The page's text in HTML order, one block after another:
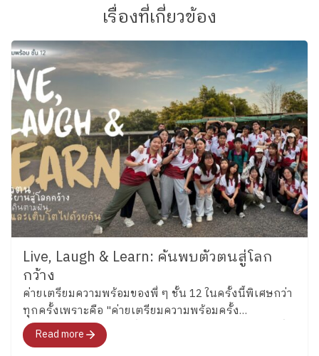
เรื่องที่เกี่ยวข้อง
Live, Laugh & Learn: ค้นพบตัวตนสู่โลก
กว้าง
ค่ายเตรียมความพร้อมของพี่ ๆ ชั้น 12 ในครั้งนี้พิเศษกว่า
ทุกครั้งเพราะคือ "ค่ายเตรียมความพร้อมครั้ง
สุดท้าย"สำหรับอนาคตที่พวกเขากำลังจะก้าวไปเผชิญที่
จะพาทุกคนไปสำรวจอารมณ์ ความรู้สึก และค้นหาคำ
Read more